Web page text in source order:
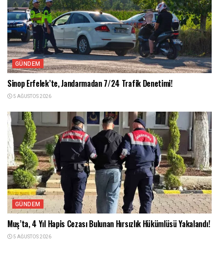
GÜNDEM
Sinop Erfelek’te, Jandarmadan 7/24 Trafik Denetimi!
5 AĞUSTOS 2026
GÜNDEM
Muş’ta, 4 Yıl Hapis Cezası Bulunan Hırsızlık Hükümlüsü Yakalandı!
5 AĞUSTOS 2026